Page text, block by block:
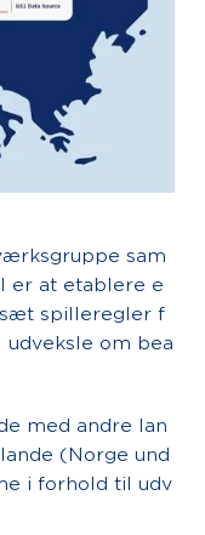
sam
er at etablere e
spilleregler f
udveksle om bea
med andre lan
(Norge und
i forhold til udv